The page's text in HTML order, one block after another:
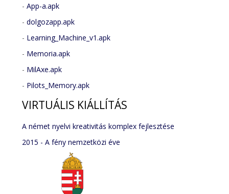
-App-a.apk
-dolgozapp.apk
- Learning_Machine_v1.apk
- Memoria.apk
- MilAxe.apk
- Pilots_Memory.apk
VIRTUÁLIS KIÁLLÍTÁS
A német nyelvi kreativitás komplex fejlesztése
2015 - A fény nemzetközi éve